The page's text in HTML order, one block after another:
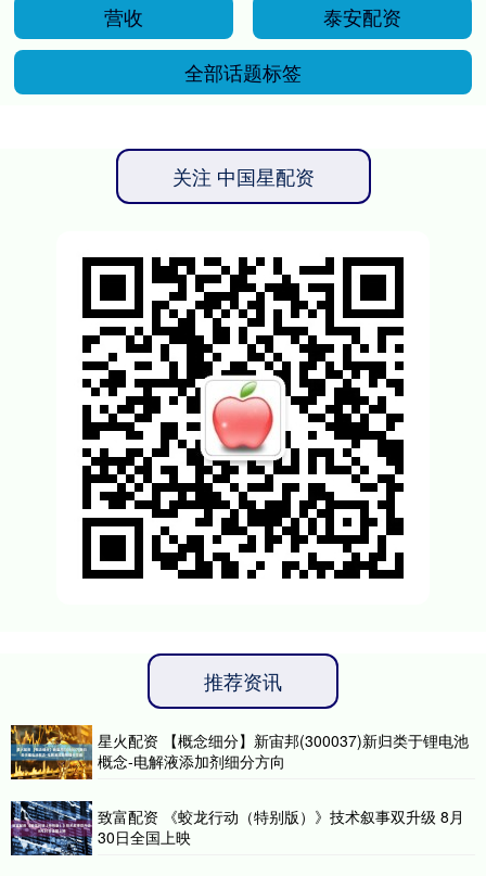
营收
泰安配资
全部话题标签
关注 中国星配资
推荐资讯
星火配资 【概念细分】新宙邦(300037)新归类于锂电池
概念-电解液添加剂细分方向
致富配资 《蛟龙行动（特别版）》技术叙事双升级 8月
30日全国上映